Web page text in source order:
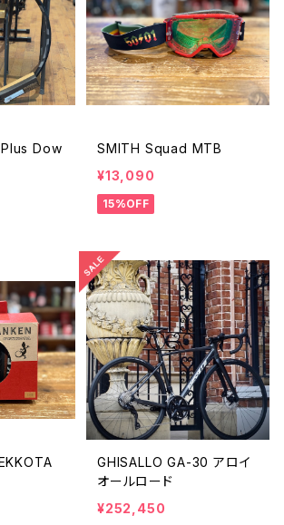
Dow
SMITH Squad MTB
¥13,090
15%OFF
GHISALLO GA-30 アロイ
オールロード
¥252,450